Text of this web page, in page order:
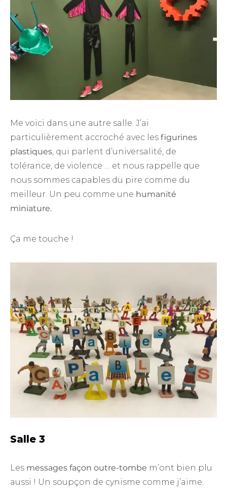
Me voici dans une autre salle. J’ai
particulièrement accroché avec les figurines
plastiques , qui parlent d’universalité, de
tolérance, de violence … et nous rappelle que
nous sommes capables du pire comme du
meilleur. Un peu comme une humanité
miniature.
Ça me touche !
Salle 3
Les messages façon outre-tombe m’ont bien plu
aussi ! Un soupçon de cynisme comme j’aime.